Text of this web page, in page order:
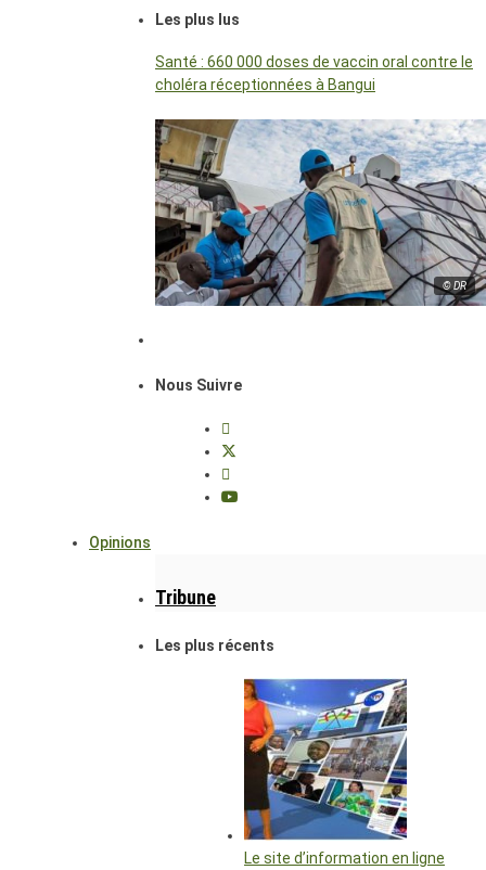
Les plus lus
Santé : 660 000 doses de vaccin oral contre le
choléra réceptionnées à Bangui
© DR
Nous Suivre
Opinions
Tribune
Les plus récents
Le site d’information en ligne